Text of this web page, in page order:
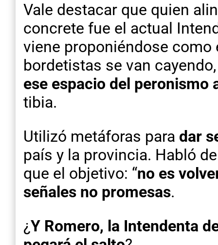
Vale destacar que quien
concrete fue el actual
viene proponiéndose como
bordetistas se van
ese espacio del peronismo
tibia.
Utilizó metáforas para dar
país y la provincia. Habló
que el objetivo: “no es
señales no promesas.
¿Y Romero, la Intendenta